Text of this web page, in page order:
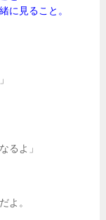
に見ること。
るよ」
よ。